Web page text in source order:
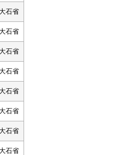
大石省
大石省
大石省
大石省
大石省
大石省
大石省
大石省